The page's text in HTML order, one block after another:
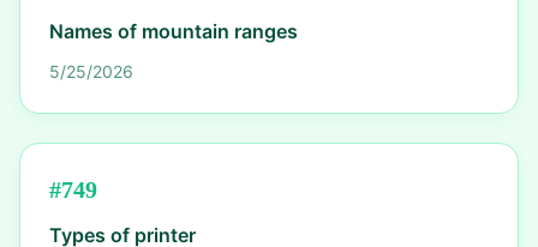
Names of mountain ranges
5/25/2026
#749
Types of printer